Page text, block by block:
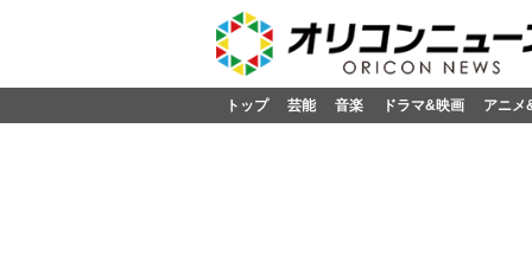
トップ 芸能 音楽 ドラマ&映画 アニメ